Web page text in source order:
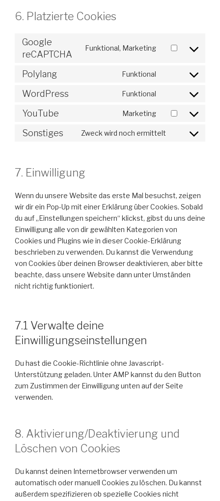
6. Platzierte Cookies
Google
reCAPTCHA
Funktional, Marketing
Consent
recaptcha
Polylang Funktional
Consent
polylang
WordPress Funktional
Consent
wordpress
YouTube Marketing
Consent
Sonstiges Zweck wird noch ermittelt
Consent
7. Einwilligung
Wenn du unsere Website das erste Mal besuchst, zeigen
wir dir ein Pop-Up mit einer Erklärung über Cookies. Sobald
du auf „Einstellungen speichern“ klickst, gibst du uns deine
Einwilligung alle von dir gewählten Kategorien von
Cookies und Plugins wie in dieser Cookie-Erklärung
beschrieben zu verwenden. Du kannst die Verwendung
von Cookies über deinen Browser deaktivieren, aber bitte
beachte, dass unsere Website dann unter Umständen
nicht richtig funktioniert.
7.1 Verwalte deine
Einwilligungseinstellungen
Du hast die Cookie-Richtlinie ohne Javascript-
Unterstützung geladen. Unter AMP kannst du den Button
zum Zustimmen der Einwilligung unten auf der Seite
verwenden.
8. Aktivierung/Deaktivierung und
Löschen von Cookies
Du kannst deinen Internetbrowser verwenden um
automatisch oder manuell Cookies zu löschen. Du kannst
außerdem spezifizieren ob spezielle Cookies nicht